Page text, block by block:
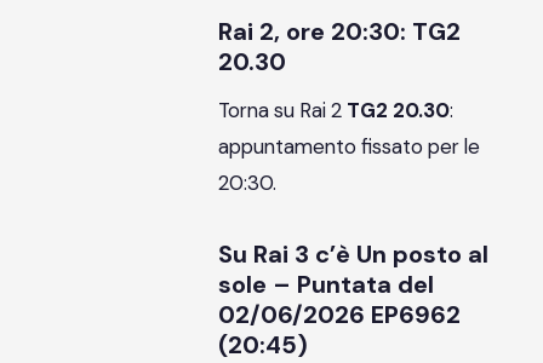
Rai 2, ore 20:30: TG2
20.30
Torna su Rai 2 TG2 20.30:
appuntamento fissato per le
20:30.
Su Rai 3 c’è Un posto al
sole – Puntata del
02/06/2026 EP6962
(20:45)